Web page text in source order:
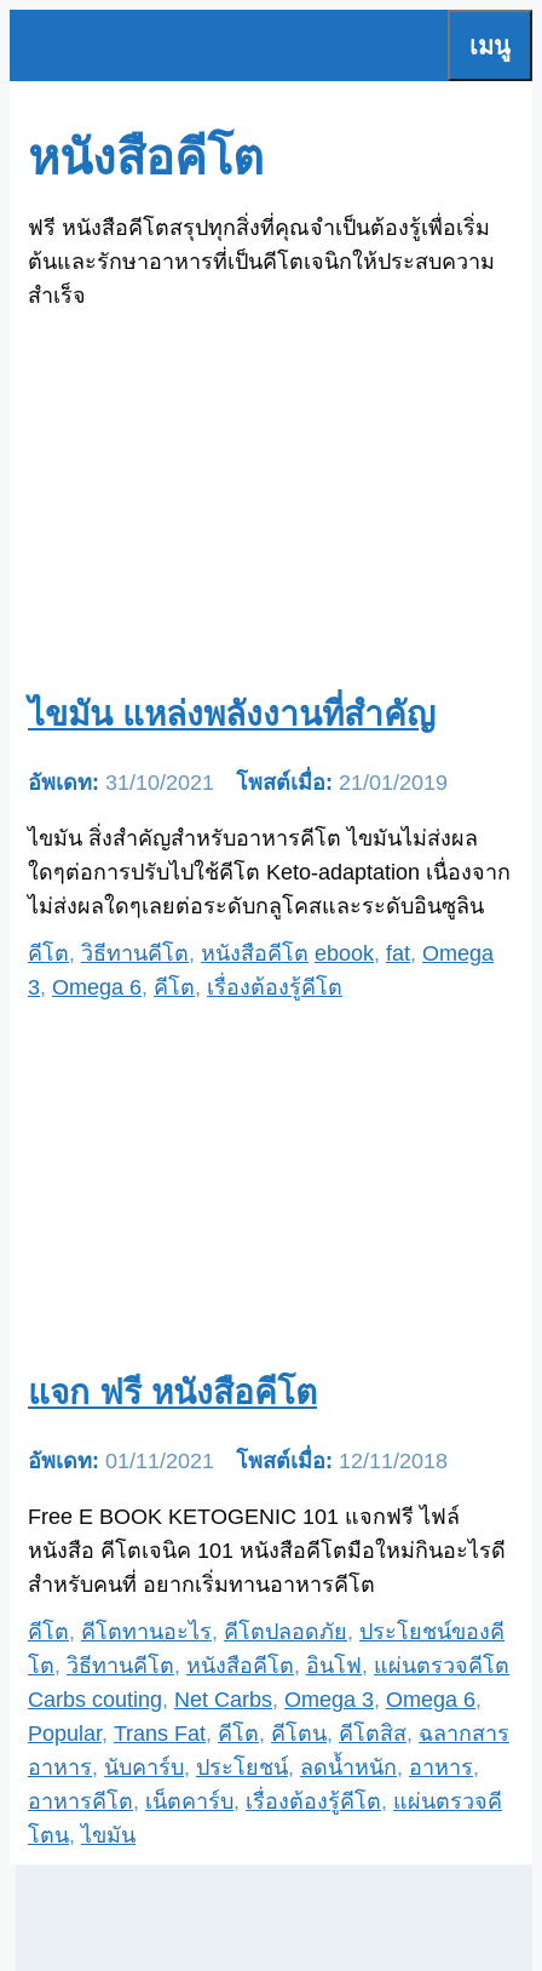
เมนู
หนังสือคีโต
ฟรี หนังสือคีโตสรุปทุกสิ่งที่คุณจำเป็นต้องรู้เพื่อเริ่ม
ต้นและรักษาอาหารที่เป็นคีโตเจนิกให้ประสบความ
สำเร็จ
ไขมัน แหล่งพลังงานที่สำคัญ
31/10/2021 21/01/2019
ไขมัน สิ่งสำคัญสำหรับอาหารคีโต ไขมันไม่ส่งผล
ใดๆต่อการปรับไปใช้คีโต Keto-adaptation เนื่องจาก
ไม่ส่งผลใดๆเลยต่อระดับกลูโคสและระดับอินซูลิน
Categories
คีโต, วิธีทานคีโต, หนังสือคีโต Tags
ebook, fat, Omega
3, Omega 6, คีโต, เรื่องต้องรู้คีโต
แจก ฟรี หนังสือคีโต
01/11/2021 12/11/2018
Free E BOOK KETOGENIC 101 แจกฟรี ไฟล์
หนังสือ คีโตเจนิค 101 หนังสือคีโตมือใหม่กินอะไรดี
สำหรับคนที่ อยากเริ่มทานอาหารคีโต
Categories
คีโต, คีโตทานอะไร, คีโตปลอดภัย, ประโยชน์ของคี
โต, วิธีทานคีโต, หนังสือคีโต, อินโฟ , แผ่นตรวจคีโต
Tags
Carbs couting, Net Carbs, Omega 3, Omega 6,
Popular, Trans Fat, คีโต, คีโตน, คีโตสิส, ฉลากสาร
อาหาร, นับคาร์บ, ประโยชน์, ลดน้ำหนัก, อาหาร,
อาหารคีโต, เน็ตคาร์บ, เรื่องต้องรู้คีโต, แผ่นตรวจคี
โตน, ไขมัน